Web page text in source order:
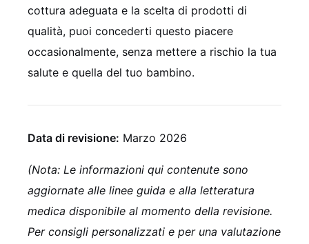
cottura adeguata e la scelta di prodotti di
qualità, puoi concederti questo piacere
occasionalmente, senza mettere a rischio la tua
salute e quella del tuo bambino.
Data di revisione: Marzo 2026
(Nota: Le informazioni qui contenute sono
aggiornate alle linee guida e alla letteratura
medica disponibile al momento della revisione.
Per consigli personalizzati e per una valutazione